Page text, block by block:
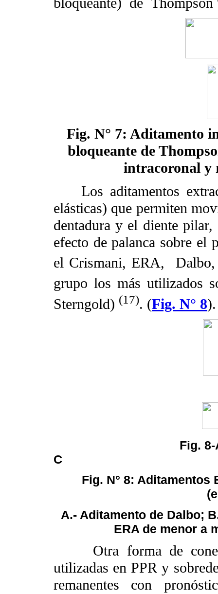
Fig. N° 7: Aditamento
bloqueante de
intracoronal y
Los aditamentos
elásticas) que permiten
dentadura y el diente pilar,
efecto de palanca sobre el
el Crismani, ERA,
Dalbo,
grupo los más utilizados
Sterngold) (17). (Fig. N° 8).
Fig. 8-A
C
Fig. N° 8:
A.- Aditamento de Dalbo;
ERA de menor a
Otra forma de
utilizadas en PPR y
remanentes con